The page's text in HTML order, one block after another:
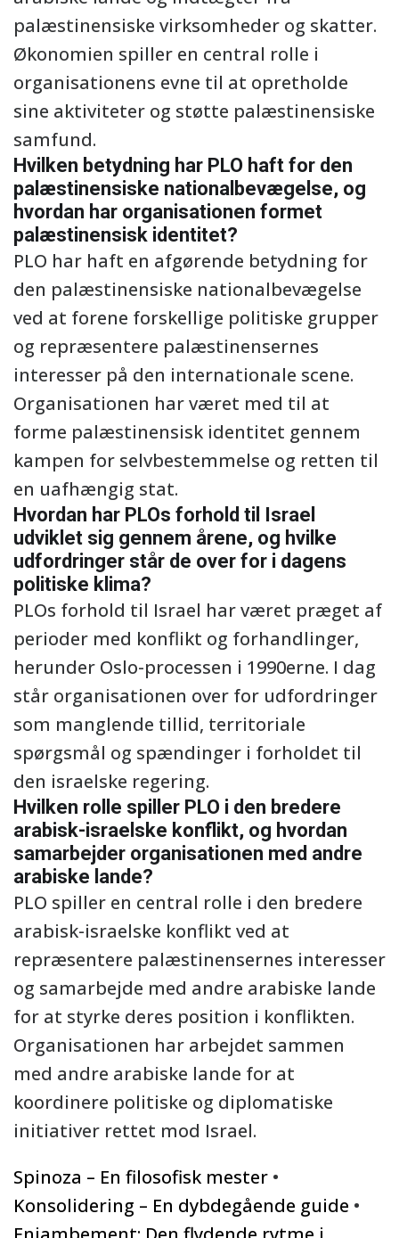
palæstinensiske virksomheder og skatter.
Økonomien spiller en central rolle i
organisationens evne til at opretholde
sine aktiviteter og støtte palæstinensiske
samfund.
Hvilken betydning har PLO haft for den
palæstinensiske nationalbevægelse, og
hvordan har organisationen formet
palæstinensisk identitet?
PLO har haft en afgørende betydning for
den palæstinensiske nationalbevægelse
ved at forene forskellige politiske grupper
og repræsentere palæstinensernes
interesser på den internationale scene.
Organisationen har været med til at
forme palæstinensisk identitet gennem
kampen for selvbestemmelse og retten til
en uafhængig stat.
Hvordan har PLOs forhold til Israel
udviklet sig gennem årene, og hvilke
udfordringer står de over for i dagens
politiske klima?
PLOs forhold til Israel har været præget af
perioder med konflikt og forhandlinger,
herunder Oslo-processen i 1990erne. I dag
står organisationen over for udfordringer
som manglende tillid, territoriale
spørgsmål og spændinger i forholdet til
den israelske regering.
Hvilken rolle spiller PLO i den bredere
arabisk-israelske konflikt, og hvordan
samarbejder organisationen med andre
arabiske lande?
PLO spiller en central rolle i den bredere
arabisk-israelske konflikt ved at
repræsentere palæstinensernes interesser
og samarbejde med andre arabiske lande
for at styrke deres position i konflikten.
Organisationen har arbejdet sammen
med andre arabiske lande for at
koordinere politiske og diplomatiske
initiativer rettet mod Israel.
Spinoza – En filosofisk mester •
Konsolidering – En dybdegående guide •